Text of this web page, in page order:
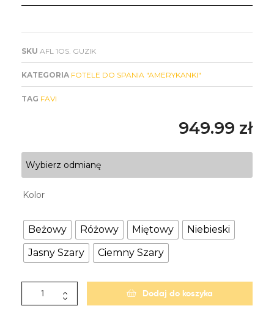
SKU AFL 1OS. GUZIK
KATEGORIA FOTELE DO SPANIA "AMERYKANKI"
TAG FAVI
949.99 zł
Wybierz odmianę
Kolor
Beżowy Różowy Miętowy
Niebieski
Jasny Szary
Ciemny Szary
Dodaj do koszyka